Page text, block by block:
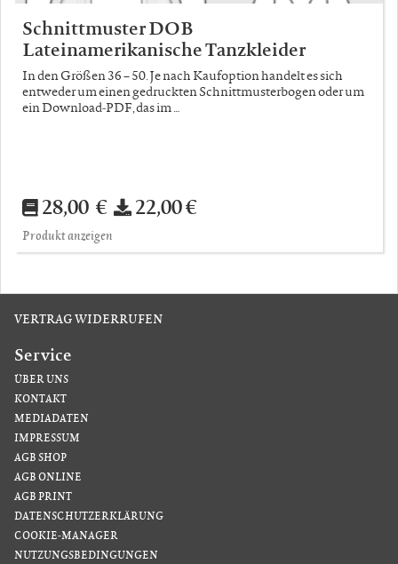
Schnittmuster DOB
Lateinamerikanische Tanzkleider
In den Größen 36 – 50. Je nach Kaufoption handelt es sich
entweder um einen gedruckten Schnittmusterbogen oder um
ein Download-PDF, das im …
28,00 € 22,00 €
Produkt anzeigen
VERTRAG WIDERRUFEN
Service
ÜBER UNS
KONTAKT
MEDIADATEN
IMPRESSUM
AGB SHOP
AGB ONLINE
AGB PRINT
DATENSCHUTZERKLÄRUNG
COOKIE-MANAGER
NUTZUNGSBEDINGUNGEN